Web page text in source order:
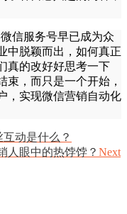
信服务号早已成为众
中脱颖而出，如何真正
真的改好好思考一下
束，而只是一个开始，
，实现微信营销自动化
动是什么？
人眼中的热饽饽？ Next